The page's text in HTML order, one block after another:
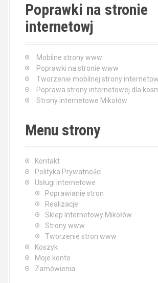
Poprawki na stronie
internetowj
Mobilne strony www
Poprawki na stronie www
Tworzenie mobilnej strony
Poprawa strony internetowej dla
Strony internetowe Mikołów
Menu strony
Kontakt
Polityka Prywatności
Usługi internetowe
Poprawianie stron
Realizacje
Sklep Internetowy Mikołów
Strony www
Tworzenie stron www
Koszyk
Moje konto
Zamówienia